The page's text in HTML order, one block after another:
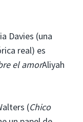
Davies (una
real) es
el amorAliyah
(Chico